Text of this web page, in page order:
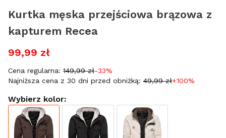
Kurtka męska przejściowa brązowa z
kapturem Recea
99,99 zł
Cena regularna: 149,99 zł-33%
Najniższa cena z 30 dni przed obniżką: 49,99 zł+100%
Wybierz kolor: